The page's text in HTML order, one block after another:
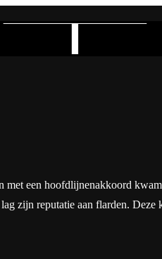
een hoofdlijnenakkoord
zijn reputatie aan flarden. Deze